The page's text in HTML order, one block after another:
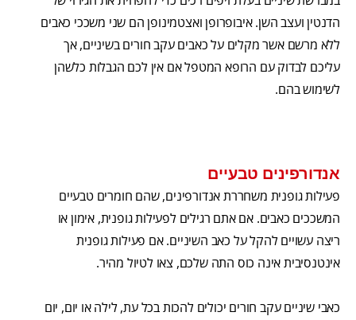
הדנטין ועצב השן. איבופרופן ואצטמינופן הם שני משככי כאבים
ללא מרשם אשר מקלים על כאבים עקב חורים בשיניים, אך
עליכם לבדוק עם הרופא המטפל אם אין לכם הגבלות כלשהן
לשימוש בהם.
אנדורפינים טבעיים
פעילות גופנית משחררת אנדורפינים, שהם חומרים טבעיים
המשככים כאבים. אם אתם רגילים לפעילות גופנית, אימון או
ריצה עשויים להקל על כאב השיניים. אם פעילות גופנית
אינטנסיבית אינה כוס התה שלכם, צאו לטיול מהיר.
כאבי שיניים עקב חורים יכולים להכות בכל עת, לילה או יום, יום